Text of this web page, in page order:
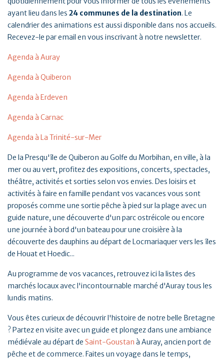
ayant lieu dans les 24 communes de la destination. Le
calendrier des animations est aussi disponible dans nos accueils.
Recevez-le par email en vous inscrivant à notre newsletter.
Agenda à Auray
Agenda à Quiberon
Agenda à Erdeven
Agenda à Carnac
Agenda à La Trinité-sur-Mer
De la Presqu'île de Quiberon au Golfe du Morbihan, en ville, à la
mer ou au vert, profitez des expositions, concerts, spectacles,
théâtre, activités et sorties selon vos envies. Des loisirs et
activités à faire en famille pendant vos vacances vous sont
proposés comme une sortie pêche à pied sur la plage avec un
guide nature, une découverte d'un parc ostréicole ou encore
une journée à bord d'un bateau pour une croisière à la
découverte des dauphins au départ de Locmariaquer vers les îles
de Houat et Hoedic...
Au programme de vos vacances, retrouvez ici la listes des
marchés locaux avec l'incontournable marché d'Auray tous les
lundis matins.
Vous êtes curieux de découvrir l'histoire de notre belle Bretagne
? Partez en visite avec un guide et plongez dans une ambiance
médiévale au départ de Saint-Goustan à Auray, ancien port de
pêche et de commerce. Faites un voyage dans le temps,